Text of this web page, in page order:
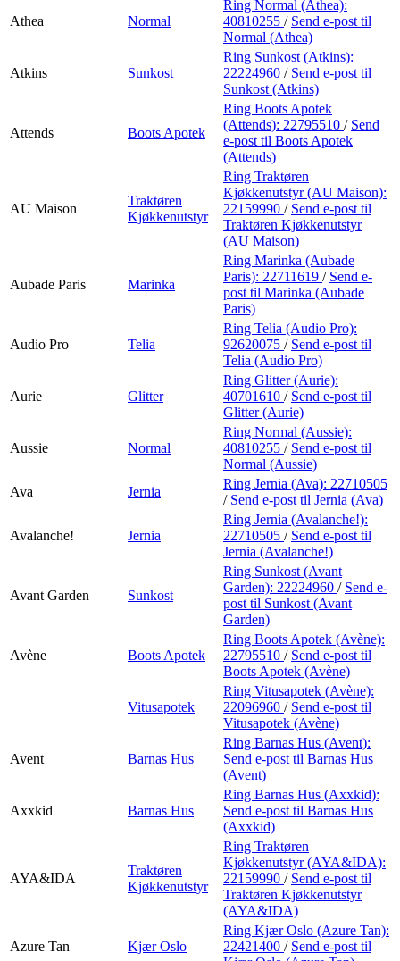
Athea Normal
Ring Normal (Athea):
40810255 / Send e-post til
Normal (Athea)
Atkins Sunkost
Ring Sunkost (Atkins):
22224960 / Send e-post til
Sunkost (Atkins)
Attends Boots Apotek
Ring Boots Apotek
(Attends): 22795510 / Send
e-post til Boots Apotek
(Attends)
AU Maison
Traktøren
Kjøkkenutstyr
Ring Traktøren
Kjøkkenutstyr (AU Maison):
22159990 / Send e-post til
Traktøren Kjøkkenutstyr
(AU Maison)
Aubade Paris Marinka
Ring Marinka (Aubade
Paris): 22711619 / Send e-
post til Marinka (Aubade
Paris)
Audio Pro Telia
Ring Telia (Audio Pro):
92620075 / Send e-post til
Telia (Audio Pro)
Aurie Glitter
Ring Glitter (Aurie):
40701610 / Send e-post til
Glitter (Aurie)
Aussie Normal
Ring Normal (Aussie):
40810255 / Send e-post til
Normal (Aussie)
Ava
Jernia
Ring Jernia (Ava): 22710505
/ Send e-post til Jernia (Ava)
Avalanche! Jernia
Ring Jernia (Avalanche!):
22710505 / Send e-post til
Jernia (Avalanche!)
Avant Garden Sunkost
Ring Sunkost (Avant
Garden): 22224960 / Send e-
post til Sunkost (Avant
Garden)
Avène Boots Apotek
Ring Boots Apotek (Avène):
22795510 / Send e-post til
Boots Apotek (Avène)
Vitusapotek
Ring Vitusapotek (Avène):
22096960 / Send e-post til
Vitusapotek (Avène)
Avent Barnas Hus
Ring Barnas Hus (Avent):
Send e-post til Barnas Hus
(Avent)
Axxkid Barnas Hus
Ring Barnas Hus (Axxkid):
Send e-post til Barnas Hus
(Axxkid)
AYA&IDA
Traktøren
Kjøkkenutstyr
Ring Traktøren
Kjøkkenutstyr (AYA&IDA):
22159990 / Send e-post til
Traktøren Kjøkkenutstyr
(AYA&IDA)
Azure Tan Kjær Oslo
Ring Kjær Oslo (Azure Tan):
22421400 / Send e-post til